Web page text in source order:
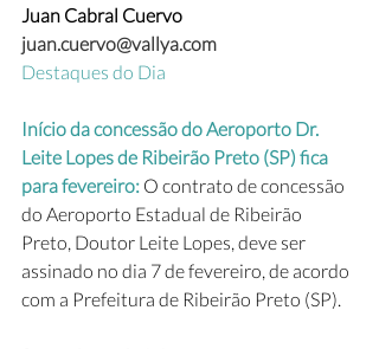
Juan Cabral Cuervo
juan.cuervo@vallya.com
Destaques do Dia
Início da concessão do Aeroporto Dr.
Leite Lopes de Ribeirão Preto (SP) fica
para fevereiro: O contrato de concessão
do Aeroporto Estadual de Ribeirão
Preto, Doutor Leite Lopes, deve ser
assinado no dia 7 de fevereiro, de acordo
com a Prefeitura de Ribeirão Preto (SP).